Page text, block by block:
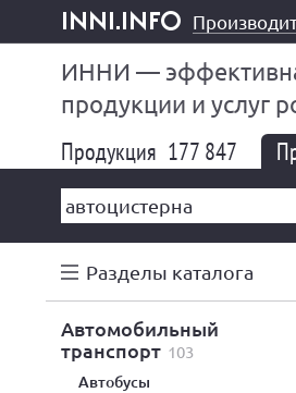
inni.info
ИННИ —
продукции и услуг
Продукция 177 847
Разделы каталога
автомобильный
транспорт 103
автобусы